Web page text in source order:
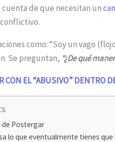
cuenta de que necesitan un
como: “Soy un vago
Se preguntan, “¿De qué
CON EL “ABUSIVO” DENTRO
Postergar
lo que eventualmente tienes que